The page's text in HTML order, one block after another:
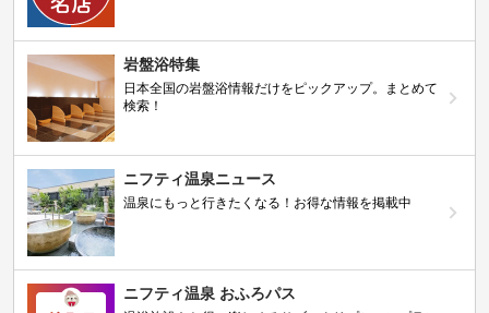
岩盤浴特集
日本全国の岩盤浴情報だけをピックアップ。まとめて
検索！
ニフティ温泉ニュース
温泉にもっと行きたくなる！お得な情報を掲載中
ニフティ温泉 おふろパス